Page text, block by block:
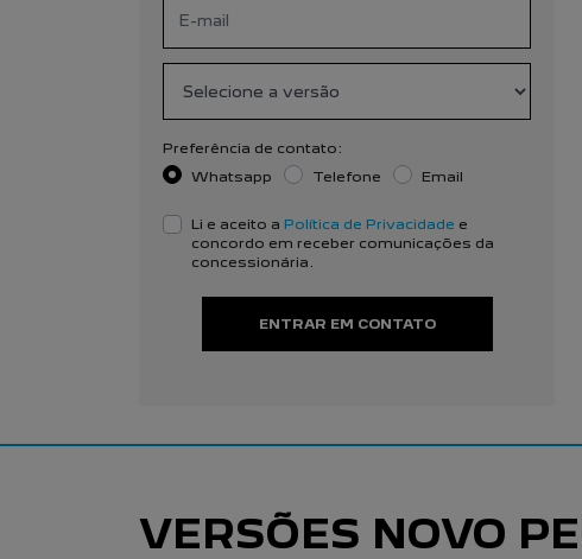
Preferência de contato:
Whatsapp
Telefone Email
Li e aceito a Política de Privacidade e
concordo em receber comunicações da
concessionária.
ENTRAR EM CONTATO
VERSÕES NOVO